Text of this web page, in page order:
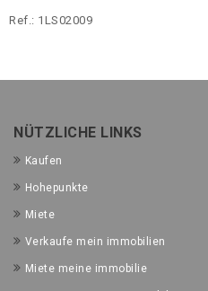
Ref.: 1LS02009
NÜTZLICHE LINKS
Kaufen
Hohepunkte
Miete
Verkaufe mein immobilien
Miete meine immobilie